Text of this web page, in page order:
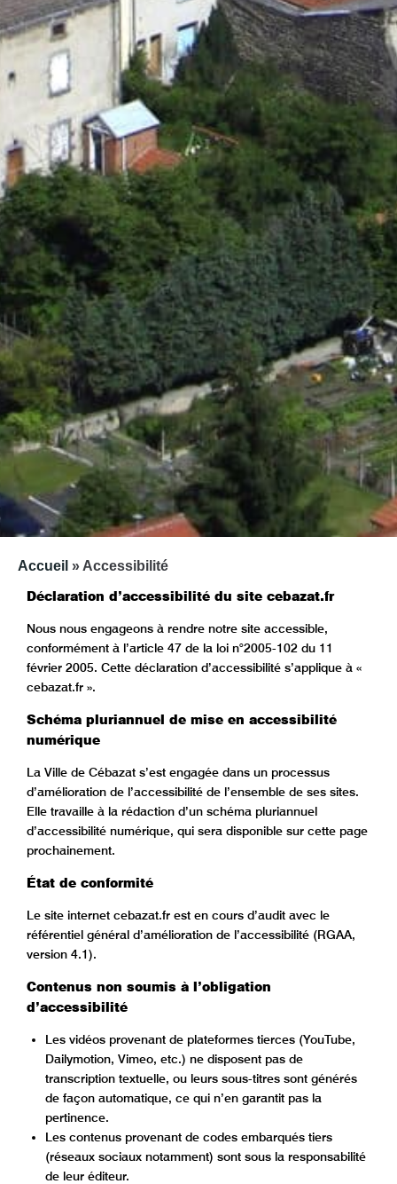
Accueil » Accessibilité
Déclaration d’accessibilité du site cebazat.fr
Nous nous engageons à rendre notre site accessible,
conformément à l’article 47 de la loi n°2005-102 du 11
février 2005. Cette déclaration d’accessibilité s’applique à «
cebazat.fr ».
Schéma pluriannuel de mise en accessibilité
numérique
La Ville de Cébazat s’est engagée dans un processus
d’amélioration de l’accessibilité de l’ensemble de ses sites.
Elle travaille à la rédaction d’un schéma pluriannuel
d’accessibilité numérique, qui sera disponible sur cette page
prochainement.
État de conformité
Le site internet cebazat.fr est en cours d’audit avec le
référentiel général d’amélioration de l’accessibilité (RGAA,
version 4.1).
Contenus non soumis à l’obligation
d’accessibilité
Les vidéos provenant de plateformes tierces (YouTube,
Dailymotion, Vimeo, etc.) ne disposent pas de
transcription textuelle, ou leurs sous-titres sont générés
de façon automatique, ce qui n’en garantit pas la
pertinence.
Les contenus provenant de codes embarqués tiers
(réseaux sociaux notamment) sont sous la responsabilité
de leur éditeur.